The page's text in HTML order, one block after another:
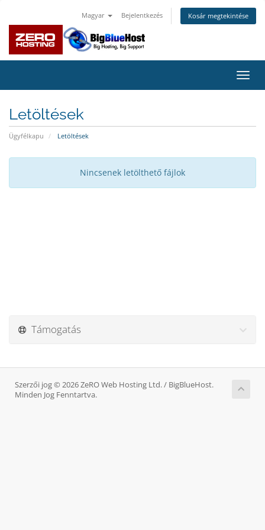
Magyar Bejelentkezés Kosár megtekintése
a
Letöltések
Ügyfélkapu Letöltések
Nincsenek letölthető fájlok
Támogatás
Szerzői jog © 2026 ZeRO Web Hosting Ltd. / BigBlueHost.
Minden Jog Fenntartva.